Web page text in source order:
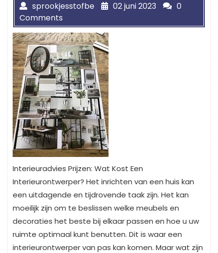
sprookjesstofbe 02 juni 2023
0
Comments
Interieuradvies Prijzen: Wat Kost Een
Interieurontwerper? Het inrichten van een huis kan
een uitdagende en tijdrovende taak zijn. Het kan
moeilijk zijn om te beslissen welke meubels en
decoraties het beste bij elkaar passen en hoe u uw
ruimte optimaal kunt benutten. Dit is waar een
interieurontwerper van pas kan komen. Maar wat zijn